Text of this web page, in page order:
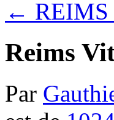
←
Reims
Par